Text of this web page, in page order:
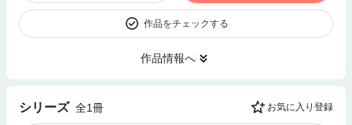
作品をチェックする
作品情報へ
シリーズ 全1冊 お気に入り登録